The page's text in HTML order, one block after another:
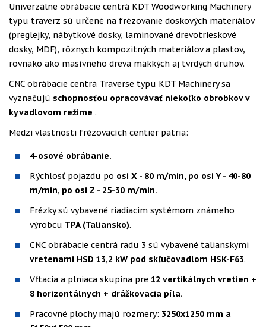
Univerzálne obrábacie centrá KDT Woodworking Machinery
typu traverz sú určené na frézovanie doskových materiálov
(preglejky, nábytkové dosky, laminované drevotrieskové
dosky, MDF), rôznych kompozitných materiálov a plastov,
rovnako ako masívneho dreva mäkkých aj tvrdých druhov.
CNC obrábacie centrá Traverse typu KDT Machinery sa
vyznačujú schopnosťou opracovávať niekoľko obrobkov v
kyvadlovom režime .
Medzi vlastnosti frézovacích centier patria:
4-osové obrábanie.
Rýchlosť pojazdu po osi X - 80 m/min, po osi Y - 40-80
m/min, po osi Z - 25-30 m/min.
Frézky sú vybavené riadiacim systémom známeho
výrobcu TPA (Taliansko).
CNC obrábacie centrá radu 3 sú vybavené talianskymi
vretenami HSD 13,2 kW pod skľučovadlom HSK-F63.
Vŕtacia a plniaca skupina pre 12 vertikálnych vretien +
8 horizontálnych + drážkovacia píla.
Pracovné plochy majú rozmery: 3250x1250 mm a